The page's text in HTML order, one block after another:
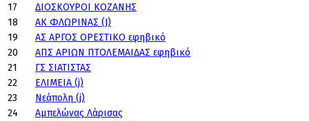
17
ΔΙΟΣΚΟΥΡΟΙ ΚΟΖΑΝΗΣ
18
ΑΚ ΦΛΩΡΙΝΑΣ (J)
19
ΑΣ ΑΡΓΟΣ ΟΡΕΣΤΙΚΟ εφηβικό
20
ΑΠΣ ΑΡΙΩΝ ΠΤΟΛΕΜΑΙΔΑΣ εφηβικό
21
ΓΣ ΣΙΑΤΙΣΤΑΣ
22
ΕΛΙΜΕΙΑ (j)
23
Νεάπολη (j)
24
Αμπελώνας Λάρισας